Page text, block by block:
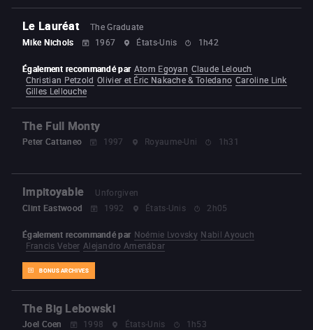
Le Lauréat
The Graduate
Mike Nichols
1967 États-Unis 1h42
Également recommandé par Atom Egoyan Claude Lelouch
Christian Petzold Olivier et Éric Nakache & Toledano Caroline Link
Gilles Lellouche
The Full Monty
Peter Cattaneo 1997 Royaume-Uni 1h31
Impitoyable
Unforgiven
Clint Eastwood
1992 États-Unis 2h05
BONUS ARCHIVES
Également recommandé par Noémie Lvovsky Nabil Ayouch
Francis Veber Alejandro Amenábar
The Big Lebowski
Joel Coen 1998 États-Unis 1h53